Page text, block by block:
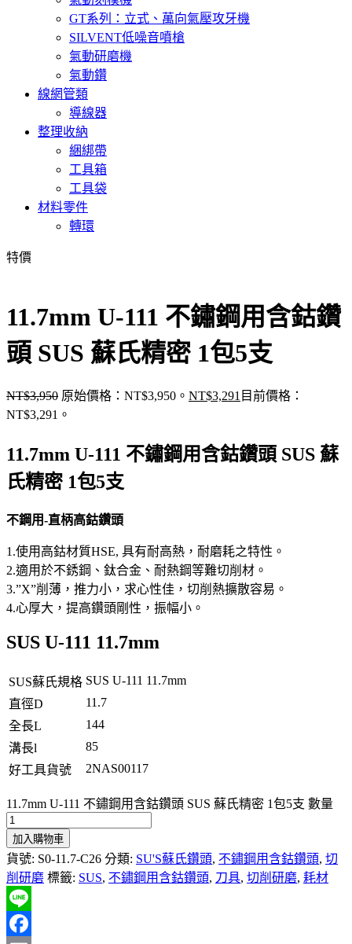
GT系列：立式、萬向氣壓攻牙機
SILVENT低噪音噴槍
氣動研磨機
氣動鑽
線網管類
導線器
整理收納
綑綁帶
工具箱
工具袋
材料零件
轉環
特價
11.7mm U-111 不鏽鋼用含鈷鑽
頭 SUS 蘇氏精密 1包5支
NT$3,950 原始價格：NT$3,950。 NT$3,291 目前價格：
NT$3,291。
11.7mm U-111 不鏽鋼用含鈷鑽頭 SUS 蘇
氏精密 1包5支
不鋼用-直柄高鈷鑽頭
1.使用高鈷材質HSE, 具有耐高熱，耐磨耗之特性。
2.適用於不銹鋼、鈦合金、耐熱鋼等難切削材。
3.”X”削薄，推力小，求心性佳，切削熱擴散容易。
4.心厚大，提高鑽頭剛性，振幅小。
SUS U-111 11.7mm
SUS蘇氏規格 SUS U-111 11.7mm
直徑D
11.7
全長L
144
溝長l
85
好工具貨號
2NAS00117
11.7mm U-111 不鏽鋼用含鈷鑽頭 SUS 蘇氏精密 1包5支 數量
加入購物車
貨號: S0-11.7-C26 分類: SU'S蘇氏鑽頭, 不鏽鋼用含鈷鑽頭, 切
削研磨 標籤: SUS, 不鏽鋼用含鈷鑽頭, 刀具, 切削研磨, 耗材
Line